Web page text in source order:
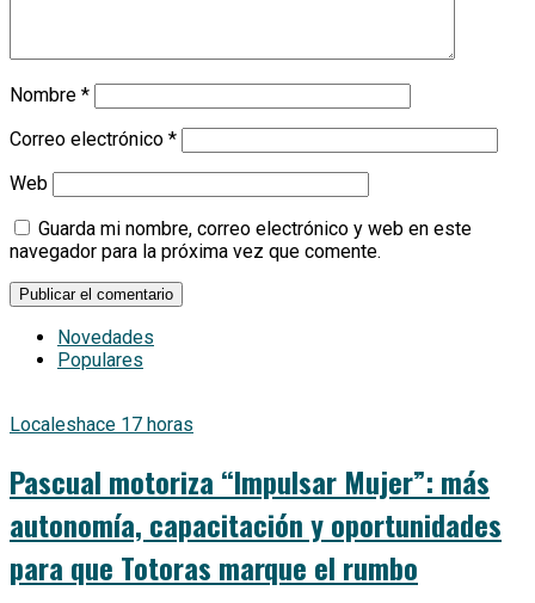
Nombre *
Correo electrónico *
Web
Guarda mi nombre, correo electrónico y web en este
navegador para la próxima vez que comente.
Novedades
Populares
Localeshace 17 horas
Pascual motoriza “Impulsar Mujer”: más
autonomía, capacitación y oportunidades
para que Totoras marque el rumbo